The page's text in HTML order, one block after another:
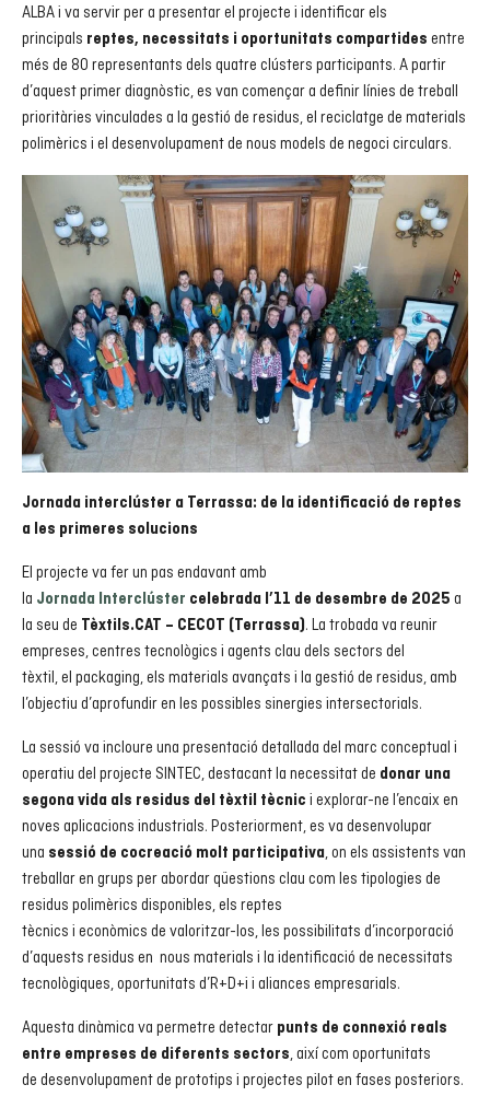
ALBA i va servir per a presentar el projecte i identificar els
principals reptes, necessitats i oportunitats compartides entre
més de 80 representants dels quatre clústers participants. A partir
d’aquest primer diagnòstic, es van començar a definir línies de treball
prioritàries vinculades a la gestió de residus, el reciclatge de materials
polimèrics i el desenvolupament de nous models de negoci circulars.
Jornada interclúster a Terrassa: de la identificació de reptes
a les primeres solucions
El projecte va fer un pas endavant amb
la Jornada Interclúster celebrada l’11 de desembre de 2025 a
la seu de Tèxtils.CAT – CECOT (Terrassa). La trobada va reunir
empreses, centres tecnològics i agents clau dels sectors del
tèxtil, el packaging, els materials avançats i la gestió de residus, amb
l’objectiu d’aprofundir en les possibles sinergies intersectorials.
La sessió va incloure una presentació detallada del marc conceptual i
operatiu del projecte SINTEC, destacant la necessitat de donar una
segona vida als residus del tèxtil tècnic i explorar-ne l’encaix en
noves aplicacions industrials. Posteriorment, es va desenvolupar
una sessió de cocreació molt participativa, on els assistents van
treballar en grups per abordar qüestions clau com les tipologies de
residus polimèrics disponibles, els reptes
tècnics i econòmics de valoritzar-los, les possibilitats d’incorporació
d’aquests residus en nous materials i la identificació de necessitats
tecnològiques, oportunitats d’R+D+i i aliances empresarials.
Aquesta dinàmica va permetre detectar punts de connexió reals
entre empreses de diferents sectors, així com oportunitats
de desenvolupament de prototips i projectes pilot en fases posteriors.